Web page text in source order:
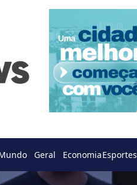
Geral EconomiaEsportes